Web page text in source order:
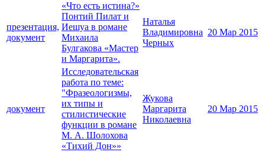
презентация,
документ
«Что есть истина?»
Понтий Пилат и
Иешуа в романе
Михаила
Булгакова «Мастер
и Маргарита».
Наталья
Владимировна
Черных
20 Мар 2015
документ
Исследовательская
работа по теме:
"Фразеологизмы,
их типы и
стилистические
функции в романе
М. А. Шолохова
«Тихий Дон»»
Жукова
Маргарита
Николаевна
20 Мар 2015